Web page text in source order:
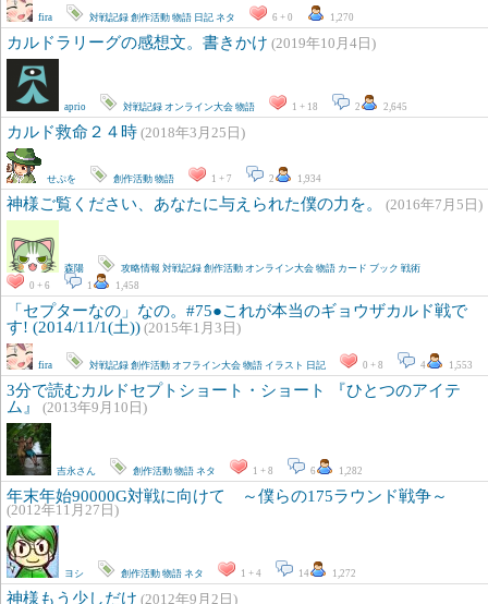
fira 対戦記録 創作活動 物語 日記 ネタ 6 + 0 1,270
カルドラリーグの感想文。書きかけ (2019年10月4日)
aprio 対戦記録 オンライン大会 物語 1 + 18 2 2,645
カルド救命２４時 (2018年3月25日)
せぷを 創作活動 物語 1 + 7 2 1,934
神様ご覧ください、あなたに与えられた僕の力を。 (2016年7月5日)
森陽 攻略情報 対戦記録 創作活動 オンライン大会 物語 カード ブック 戦術
0 + 6
1 1,458
「セプターなの」なの。#75●これが本当のギョウザカルド戦で
す! (2014/11/1(土)) (2015年1月3日)
fira 対戦記録 創作活動 オフライン大会 物語 イラスト 日記 0 + 8 4 1,553
3分で読むカルドセプトショート・ショート 『ひとつのアイテ
ム』
(2013年9月10日)
吉永さん 創作活動 物語 ネタ 1 + 8 6 1,282
年末年始90000G対戦に向けて ～僕らの175ラウンド戦争～
(2012年11月27日)
ヨシ 創作活動 物語 ネタ 1 + 4 14 1,272
神様もう少しだけ (2012年9月2日)